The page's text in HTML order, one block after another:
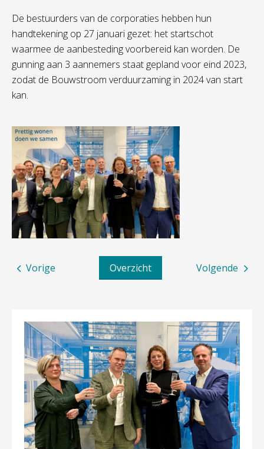
De bestuurders van de corporaties hebben hun
handtekening op 27 januari gezet: het startschot
waarmee de aanbesteding voorbereid kan worden. De
gunning aan 3 aannemers staat gepland voor eind 2023,
zodat de Bouwstroom verduurzaming in 2024 van start
kan.
Volgende
Overzicht
Vorige